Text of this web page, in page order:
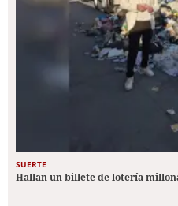
SUERTE
Hallan un billete de lotería